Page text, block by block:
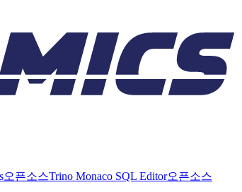
오픈소스Trino Monaco SQL Editor오픈소스